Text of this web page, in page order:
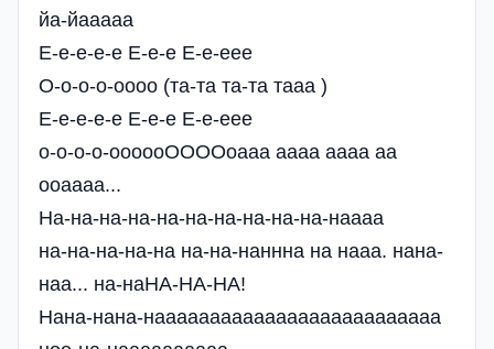
йа-йааааа
Е-е-е-е-е Е-е-е Е-е-еее
О-о-о-о-оооо (та-та та-та тааа )
Е-е-е-е-е Е-е-е Е-е-еее
о-о-о-о-оооооООООоааа аааа аааа аа
ооаааа...
На-на-на-на-на-на-на-на-на-на-наааа
на-на-на-на-на на-на-наннна на нааа. нана-
наа... на-наНА-НА-НА!
Нана-нана-наааааааааааааааааааааааааа